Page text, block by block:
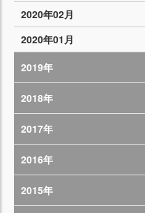
2020年02月
2020年01月
2019年
2018年
2017年
2016年
2015年